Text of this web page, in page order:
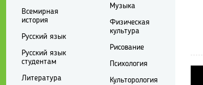
Всемирная
история
Русский язык
Русский язык
студентам
Литература
Музыка
Физическая
культура
Рисование
Психология
Культорология